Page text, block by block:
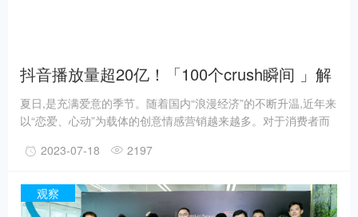
抖音播放量超20亿！「100个crush瞬间 」解
锁心动营销新玩法！
夏日,是充满爱意的季节。随着国内“浪漫经济”的不断升温,近年来
以“恋爱、心动”为载体的创意情感营销越来越多。对于消费者而
对于品牌而言,夏日则是借势营销,通过诠释爱的主题与消费者进
察,「在抖音看四季」IP携手品牌伙伴花洛莉亚,联合打造主题活
动——#100个crush瞬间 。
2023-07-18 2197
观察